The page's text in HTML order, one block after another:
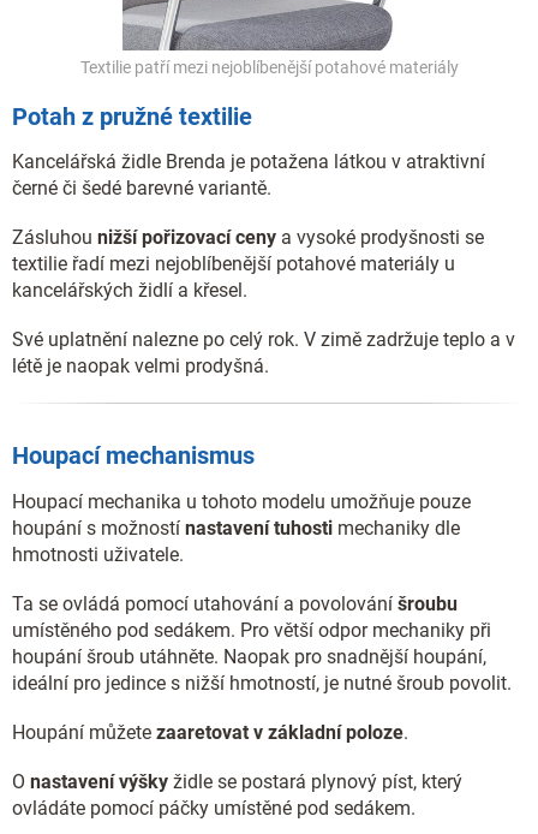
Textilie patří mezi nejoblíbenější potahové materiály
Potah z pružné textilie
Kancelářská židle Brenda je potažena látkou v atraktivní
černé či šedé barevné variantě.
Zásluhou nižší pořizovací ceny a vysoké prodyšnosti se
textilie řadí mezi nejoblíbenější potahové materiály u
kancelářských židlí a křesel.
Své uplatnění nalezne po celý rok. V zimě zadržuje teplo a v
létě je naopak velmi prodyšná.
Houpací mechanismus
Houpací mechanika u tohoto modelu umožňuje pouze
houpání s možností nastavení tuhosti mechaniky dle
hmotnosti uživatele.
Ta se ovládá pomocí utahování a povolování šroubu
umístěného pod sedákem. Pro větší odpor mechaniky při
houpání šroub utáhněte. Naopak pro snadnější houpání,
ideální pro jedince s nižší hmotností, je nutné šroub povolit.
Houpání můžete zaaretovat v základní poloze.
O nastavení výšky židle se postará plynový píst, který
ovládáte pomocí páčky umístěné pod sedákem.